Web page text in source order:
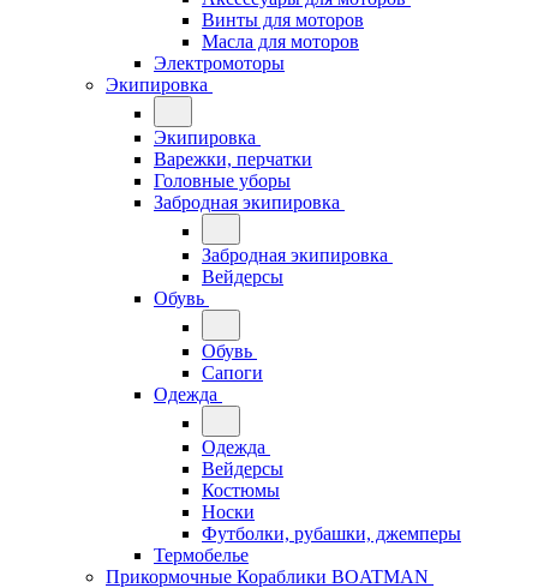
Винты для моторов
Масла для моторов
Электромоторы
Экипировка
Экипировка
Варежки, перчатки
Головные уборы
Забродная экипировка
Забродная экипировка
Вейдерсы
Обувь
Обувь
Сапоги
Одежда
Одежда
Вейдерсы
Костюмы
Носки
Футболки, рубашки, джемперы
Термобелье
Прикормочные Кораблики BOATMAN